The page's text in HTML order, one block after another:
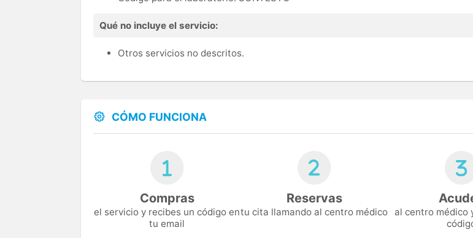
Qué no incluye el servicio:
Otros servicios no descritos.
CÓMO FUNCIONA
Compras
el servicio y recibes un código en
tu email
Reservas
tu cita llamando al centro médico al centro médico